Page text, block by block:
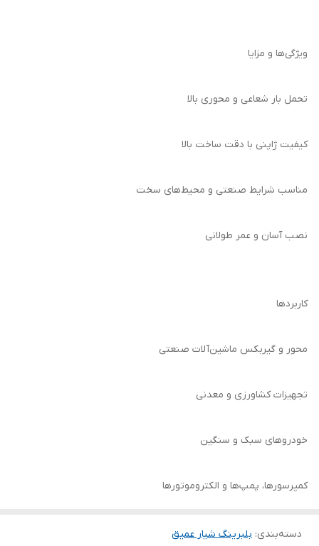
ویژگی‌ها و مزایا
تحمل بار شعاعی و محوری بالا
کیفیت ژاپنی با دقت ساخت بالا
مناسب شرایط صنعتی و محیط‌های سخت
نصب آسان و عمر طولانی
کاربردها
محور و گیربکس ماشین‌آلات صنعتی
تجهیزات کشاورزی و معدنی
خودروهای سبک و سنگین
کمپرسورها، پمپ‌ها و الکتروموتورها
دسته‌بندی: بلبرینگ شیار عمیق